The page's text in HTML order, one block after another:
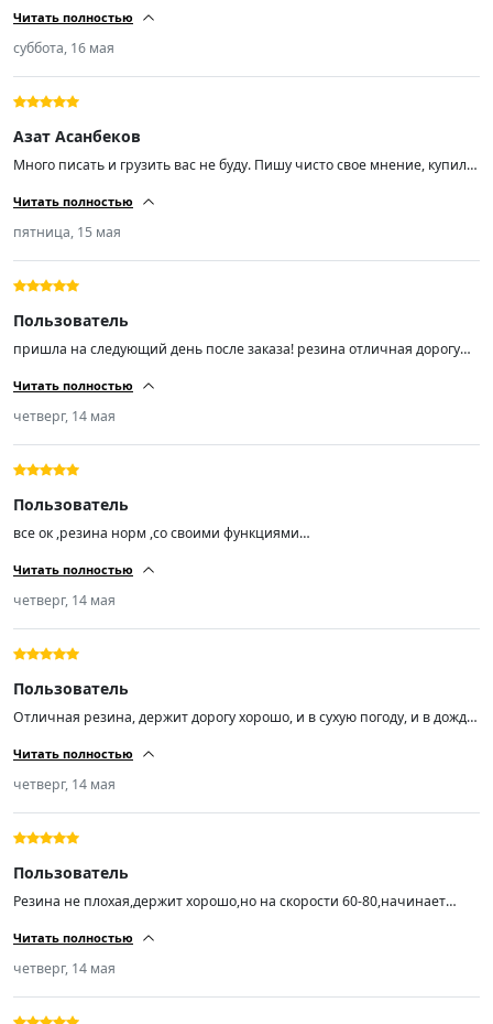
Читать полностью
суббота, 16 мая
Азат Асанбеков
Много писать и грузить вас не буду. Пишу чисто свое мнение, купил
прогадал! Размер шин 225/55/ R18, отбалсировались хорошо. Мягкие
шум незначительный (средний). Советую пока цены не кусаются,
спрос вырастает и цены тоже.
Читать полностью
пятница, 15 мая
Пользователь
пришла на следующий день после заказа! резина отличная дорогу
сказал резина шикарная! поставил на Лифан смайл ! я доволен!
продавцу респект!)))!!!!!!!
Читать полностью
четверг, 14 мая
Пользователь
все ок ,резина норм ,со своими функциями
за эту цену огонь 🔥🔥🔥
Читать полностью
четверг, 14 мая
Пользователь
Отличная резина, держит дорогу хорошо, и в сухую погоду, и в дождь,
Читать полностью
четверг, 14 мая
Пользователь
Резина не плохая,держит хорошо,но на скорости 60-80,начинает
чувствуется,балансировку делали
Читать полностью
четверг, 14 мая